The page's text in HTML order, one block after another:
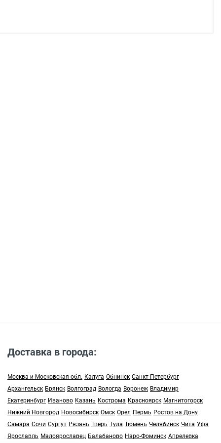
Доставка в города:
Москва и Московская обл. Калуга Обнинск Санкт-Петербург
Архангельск Брянск Волгоград Вологда Воронеж Владимир
Екатеринбург Иваново Казань Кострома Красноярск Магнитогорск
Нижний Новгород Новосибирск Омск Орел Пермь Ростов на Дону
Самара Сочи Сургут Рязань Тверь Тула Тюмень Челябинск Чита Уфа
Ярославль Малоярославец Балабаново Наро-Фоминск Апрелевка